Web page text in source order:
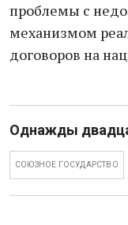
проблемы с
механизмом
договоров на
Однажды
СОЮЗНОЕ ГОСУДАРСТВО